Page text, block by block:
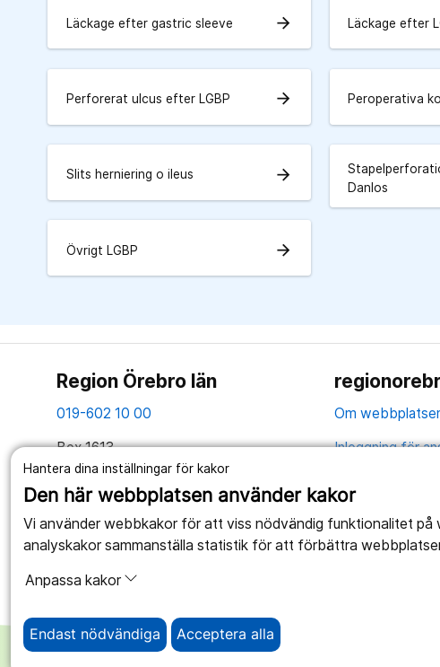
Hantera dina inställningar för kakor
Den här webbplatsen använder kakor
Vi använder webbkakor för att viss nödvändig funktionalitet
analyskakor sammanställa statistik för att förbättra
Anpassa kakor
Endast nödvändiga Acceptera alla
Läckage efter gastric sleeve arrow_forward Läckage efter
Perforerat ulcus efter LGBP arrow_forward Peroperativa
Slits herniering o ileus arrow_forward
Danlos
Övrigt LGBP arrow_forward
Region Örebro län
019-602 10 00
Box 1613
701 16 Örebro
Tillsammans skapar vi ett bättre liv
Om
Inloggning för
Webbplatsens